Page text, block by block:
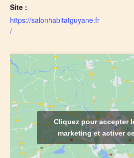
Site :
https://salonhabitatguyane.fr
/
Cliquez pour accepter
marketing et activer